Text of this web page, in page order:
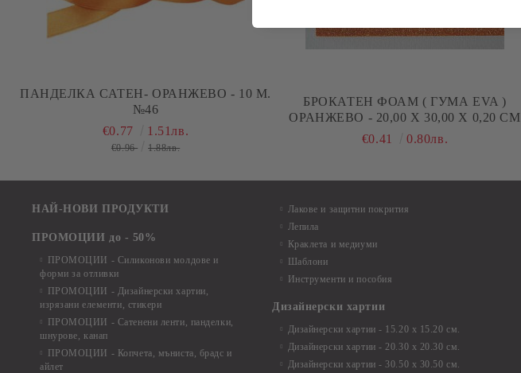
ПАНДЕЛКА САТЕН- ОРАНЖЕВО - 10 М.
№46
€0.77 1.51лв.
€0.96 1.88лв.
БРОКАТЕН ФОАМ ( ГУМА EVA )
ОРАНЖЕВО - 20,00 Х 30,00 Х 0,20 СМ
€0.41
0.80лв.
НАЙ-НОВИ ПРОДУКТИ
ПРОМОЦИИ до - 50%
ПРОМОЦИИ - Силиконови молдове и
форми за отливки
ПРОМОЦИИ - Дизайнерски хартии,
изрязани елементи, стикери
ПРОМОЦИИ - Сатенени ленти, панделки,
шнурове, канап
ПРОМОЦИИ - Копчета, мъниста, брадс и
айлет
Лакове и защитни покрития
Лепила
Краклета и медиуми
Шаблони
Инструменти и пособия
Дизайнерски хартии
Дизайнерски хартии - 15.20 х 15.20 см.
Дизайнерски хартии - 20.30 х 20.30 см.
Дизайнерски хартии - 30.50 х 30.50 см.